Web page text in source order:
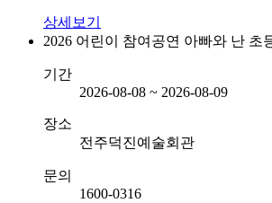
상세보기
2026 어린이 참여공연 아빠와 난 초
기간
2026-08-08 ~ 2026-08-09
장소
전주덕진예술회관
문의
1600-0316